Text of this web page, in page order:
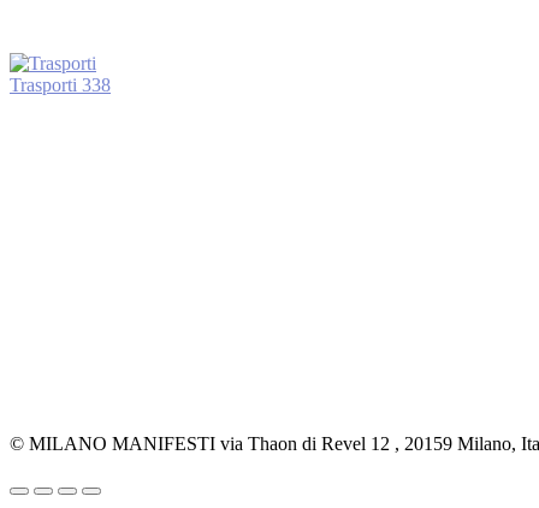
Trasporti 338
© MILANO MANIFESTI via Thaon di Revel 12 , 20159 Milano,